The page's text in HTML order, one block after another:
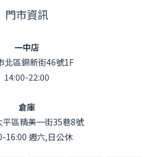
門市資訊
一中店
北區錦新街46號1F
14:00-22:00
倉庫
平區精美一街35巷8號
16:00 週六,日公休